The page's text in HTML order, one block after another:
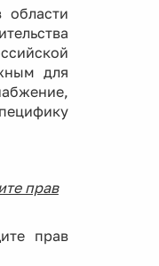
области
для
прав
прав